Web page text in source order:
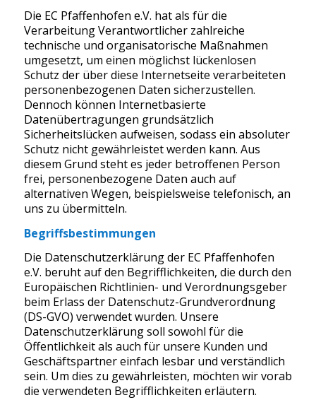
Die EC Pfaffenhofen e.V. hat als für die
Verarbeitung Verantwortlicher zahlreiche
technische und organisatorische Maßnahmen
umgesetzt, um einen möglichst lückenlosen
Schutz der über diese Internetseite verarbeiteten
personenbezogenen Daten sicherzustellen.
Dennoch können Internetbasierte
Datenübertragungen grundsätzlich
Sicherheitslücken aufweisen, sodass ein absoluter
Schutz nicht gewährleistet werden kann. Aus
diesem Grund steht es jeder betroffenen Person
frei, personenbezogene Daten auch auf
alternativen Wegen, beispielsweise telefonisch, an
uns zu übermitteln.
Begriffsbestimmungen
Die Datenschutzerklärung der EC Pfaffenhofen
e.V. beruht auf den Begrifflichkeiten, die durch den
Europäischen Richtlinien- und Verordnungsgeber
beim Erlass der Datenschutz-Grundverordnung
(DS-GVO) verwendet wurden. Unsere
Datenschutzerklärung soll sowohl für die
Öffentlichkeit als auch für unsere Kunden und
Geschäftspartner einfach lesbar und verständlich
sein. Um dies zu gewährleisten, möchten wir vorab
die verwendeten Begrifflichkeiten erläutern.